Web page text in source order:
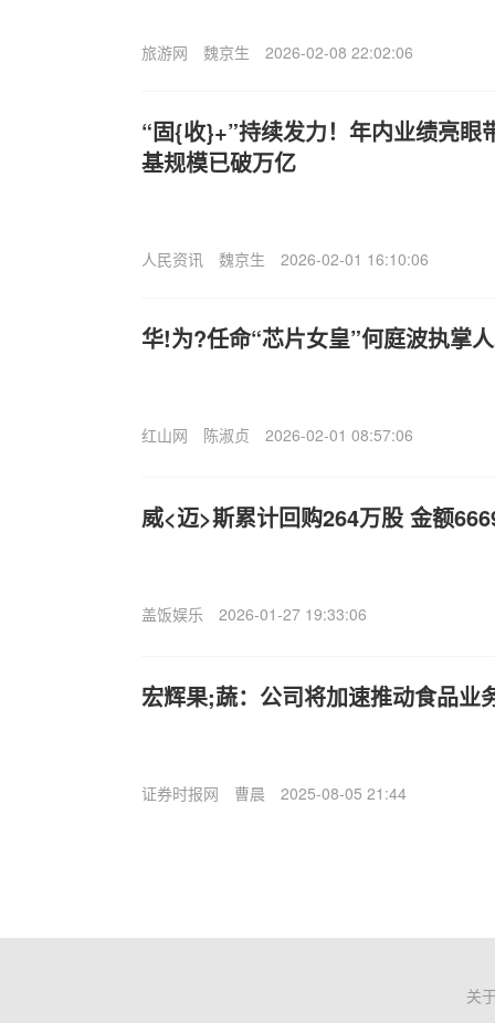
旅游网 魏京生 2026-02-08 22:02:06
“固{收}+”持续发力！年内业绩亮眼
基规模已破万亿
人民资讯 魏京生 2026-02-01 16:10:06
华!为?任命“芯片女皇”何庭波执掌
红山网 陈淑贞 2026-02-01 08:57:06
威<迈>斯累计回购264万股 金额
盖饭娱乐 2026-01-27 19:33:06
宏辉果;蔬：公司将加速推动食品业
证券时报网 曹晨 2025-08-05 21:44
关